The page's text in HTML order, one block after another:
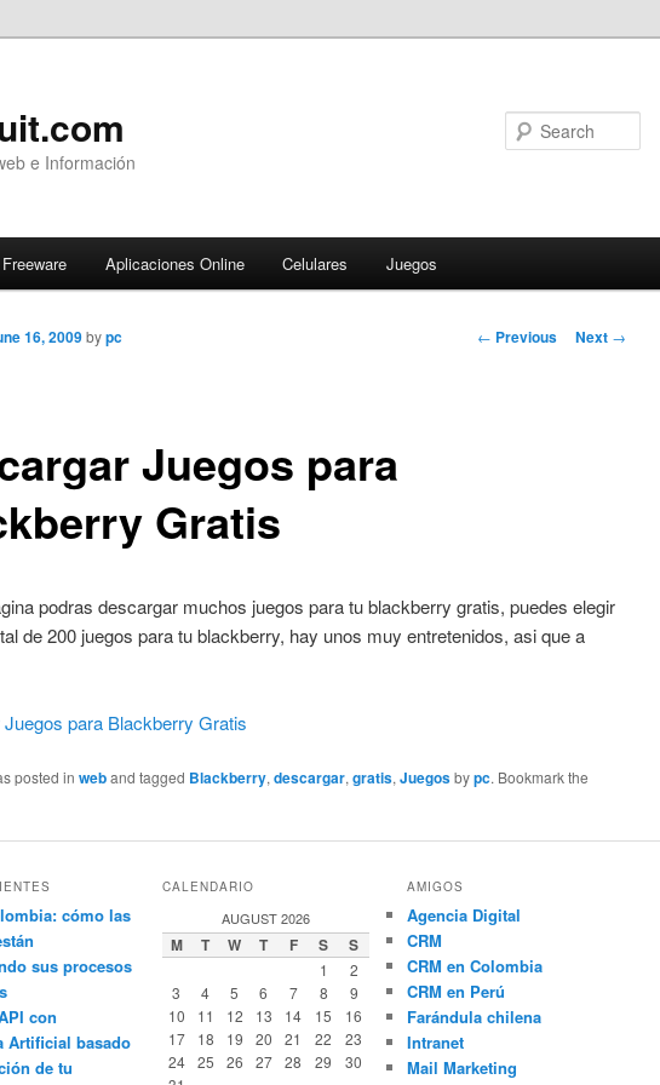
e Información
Freeware Aplicaciones Online Celulares Juegos
Post
← Previous Next →
Juegos para
Gratis
16, 2009 bypc
podras descargar muchos juegos para tu blackberry gratis, puedes elegir
de 200 juegos para tu blackberry, hay unos muy entretenidos, asi que a
para Blackberry Gratis
posted inweband tagged Blackberry,descargar,gratis,Juegosbypc. Bookmark the
cómo las
sus procesos
con
Artificial basado
de tu
CALENDARIO
AUGUST 2026
M T W T F S S
1
2
3
4 5 6 7 8
9
10
11 12 13 14 15
16
17
18 19 20 21 22
23
24
25 26 27 28 29
30
AMIGOS
Agencia Digital
CRM
CRM en Colombia
CRM en Perú
Farándula chilena
Intranet
Mail Marketing